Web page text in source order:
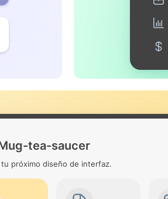
tea-saucer
tu próximo diseño de interfaz.